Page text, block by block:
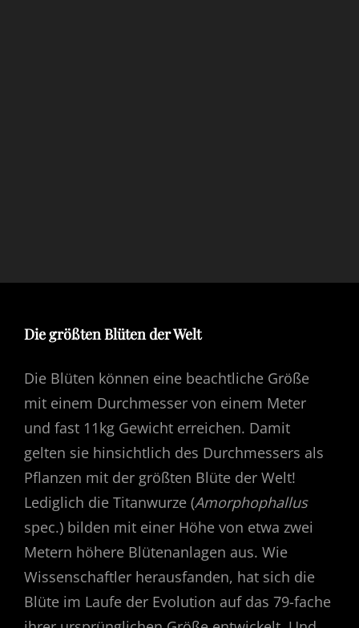
Die größten Blüten der Welt
Die Blüten können eine beachtliche Größe
mit einem Durchmesser von einem Meter
und fast 11kg Gewicht erreichen. Damit
gelten sie hinsichtlich des Durchmessers als
Pflanzen mit der größten Blüte der Welt!
Lediglich die Titanwurze (Amorphophallus
spec.) bilden mit einer Höhe von etwa zwei
Metern höhere Blütenanlagen aus. Wie
Wissenschaftler herausfanden, hat sich die
Blüte im Laufe der Evolution auf das 79-fache